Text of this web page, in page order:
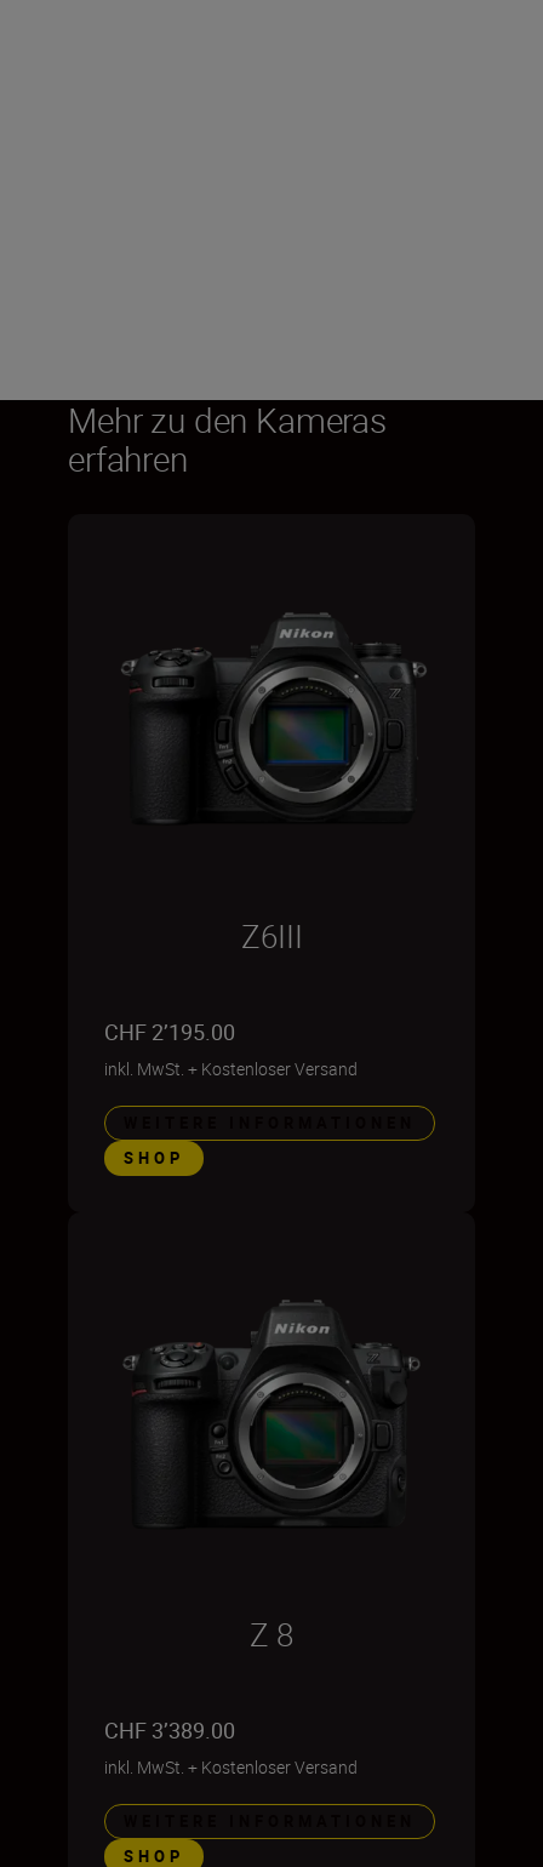
Mehr zu den Kameras
erfahren
Z6III
CHF 2’195.00
inkl. MwSt. + Kostenloser Versand
SHOP
Z 8
CHF 3’389.00
inkl. MwSt. + Kostenloser Versand
SHOP